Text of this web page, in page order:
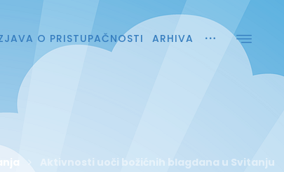
O PRISTUPAČNOSTI ARHIVA
Aktivnosti uoči božićnih blagdana u Svitanju